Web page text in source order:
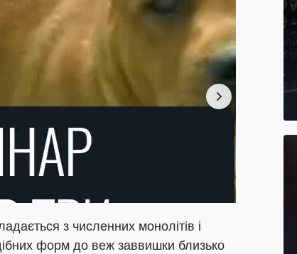
з численних монолітів і
форм до веж заввишки близько